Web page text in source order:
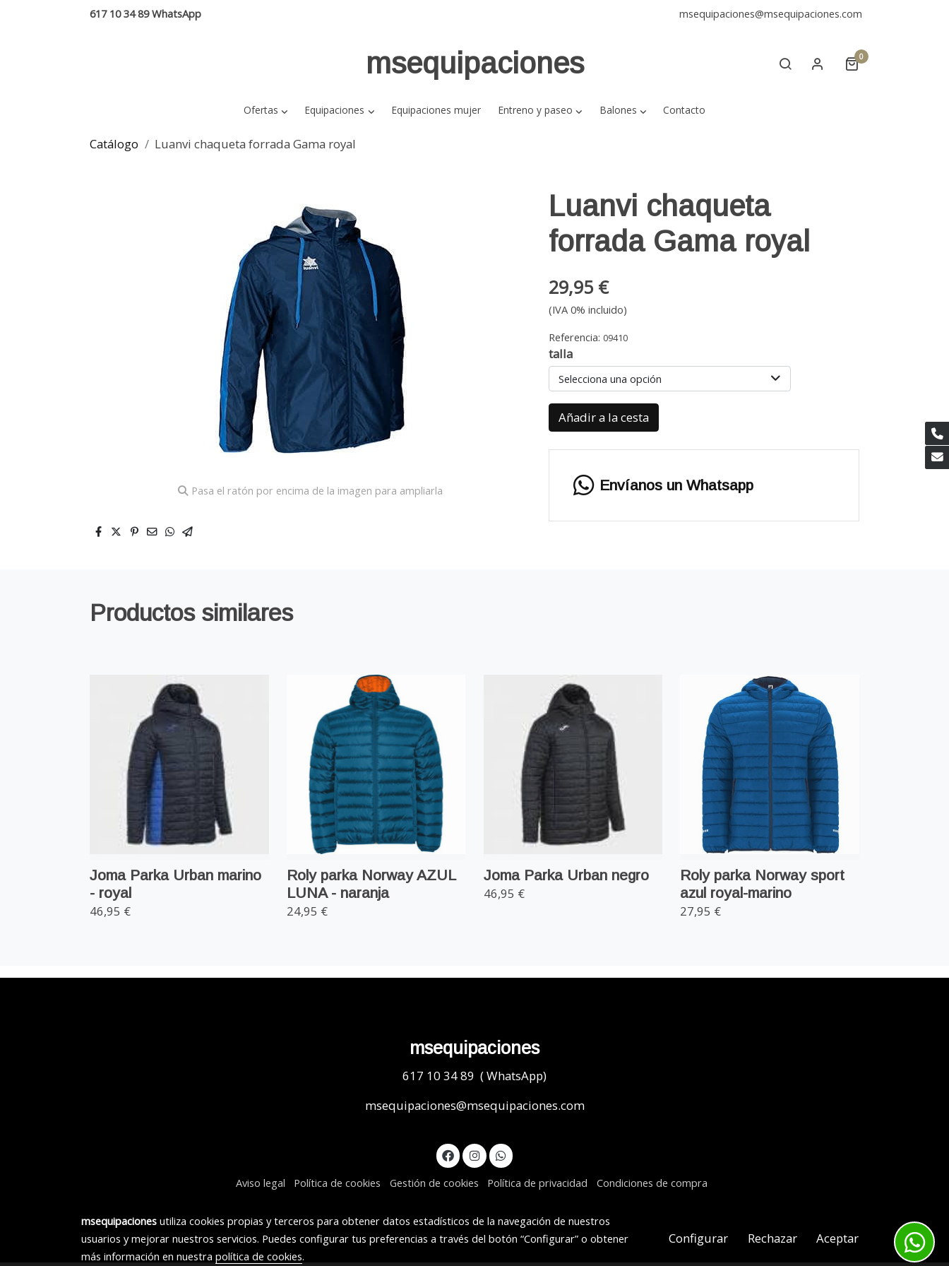
617 10 34 89 WhatsApp msequipaciones@msequipaciones.com
msequipaciones 0
Ofertas Equipaciones Equipaciones mujer Entreno y paseo Balones Contacto
Catálogo Luanvi chaqueta forrada Gama royal
Pasa el ratón por encima de la imagen para ampliarla
Luanvi chaqueta
forrada Gama royal
29,95 €
(IVA 0% incluido)
Referencia: 09410
talla
Selecciona una opción
Añadir a la cesta
Envíanos un Whatsapp
Productos similares
Joma Parka Urban marino
- royal
46,95 €
Roly parka Norway AZUL
LUNA - naranja
24,95 €
Joma Parka Urban negro
46,95 €
Roly parka Norway sport
azul royal-marino
27,95 €
msequipaciones
617 10 34 89 ( WhatsApp)
msequipaciones@msequipaciones.com
Aviso legal Política de cookies Gestión de cookies Política de privacidad Condiciones de compra
msequipacionesutiliza cookies propias y terceros para obtener datos estadísticos de la navegación de nuestros
usuarios y mejorar nuestros servicios. Puedes configurar tus preferencias a través del botón “Configurar” o obtener
más información en nuestra política de cookies.
Configurar Rechazar Aceptar